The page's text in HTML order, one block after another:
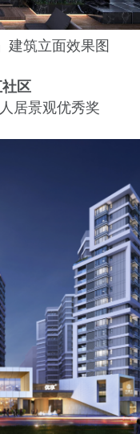
建筑立面效果图
区
居景观优秀奖